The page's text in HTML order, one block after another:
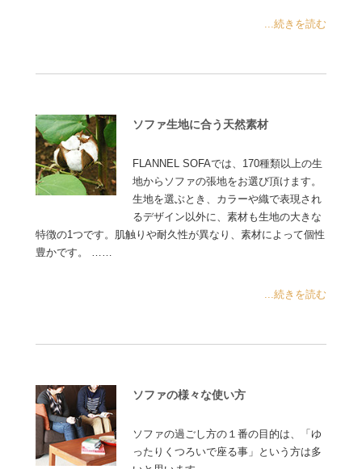
...続きを読む
ソファ生地に合う天然素材
FLANNEL SOFAでは、170種類以上の生
地からソファの張地をお選び頂けます。
生地を選ぶとき、カラーや織で表現され
るデザイン以外に、素材も生地の大きな
特徴の1つです。肌触りや耐久性が異なり、素材によって個性
豊かです。 ……
...続きを読む
ソファの様々な使い方
ソファの過ごし方の１番の目的は、「ゆ
ったりくつろいで座る事」という方は多